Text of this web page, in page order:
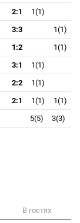
2:1
1(1)
3:3
1(1)
1:2
1(1)
3:1
1(1)
2:2
1(1)
2:1 1(1)
1(1)
5(5) 3(3)
В гостях